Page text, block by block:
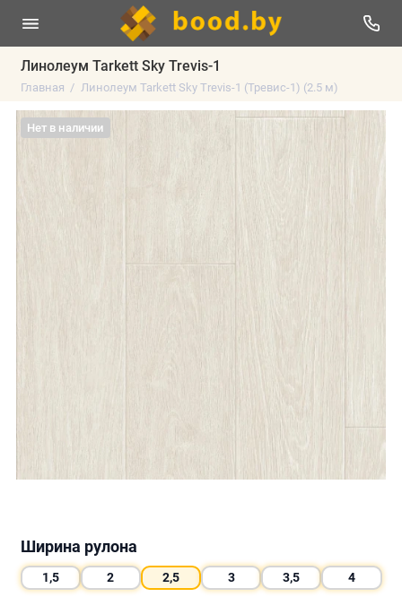
Линолеум Tarkett Sky Trevis-1
Главная Линолеум Tarkett Sky Trevis-1 (Тревис-1) (2.5 м)
Нет в наличии
Ширина рулона
1,5 2 2,5 3 3,5 4